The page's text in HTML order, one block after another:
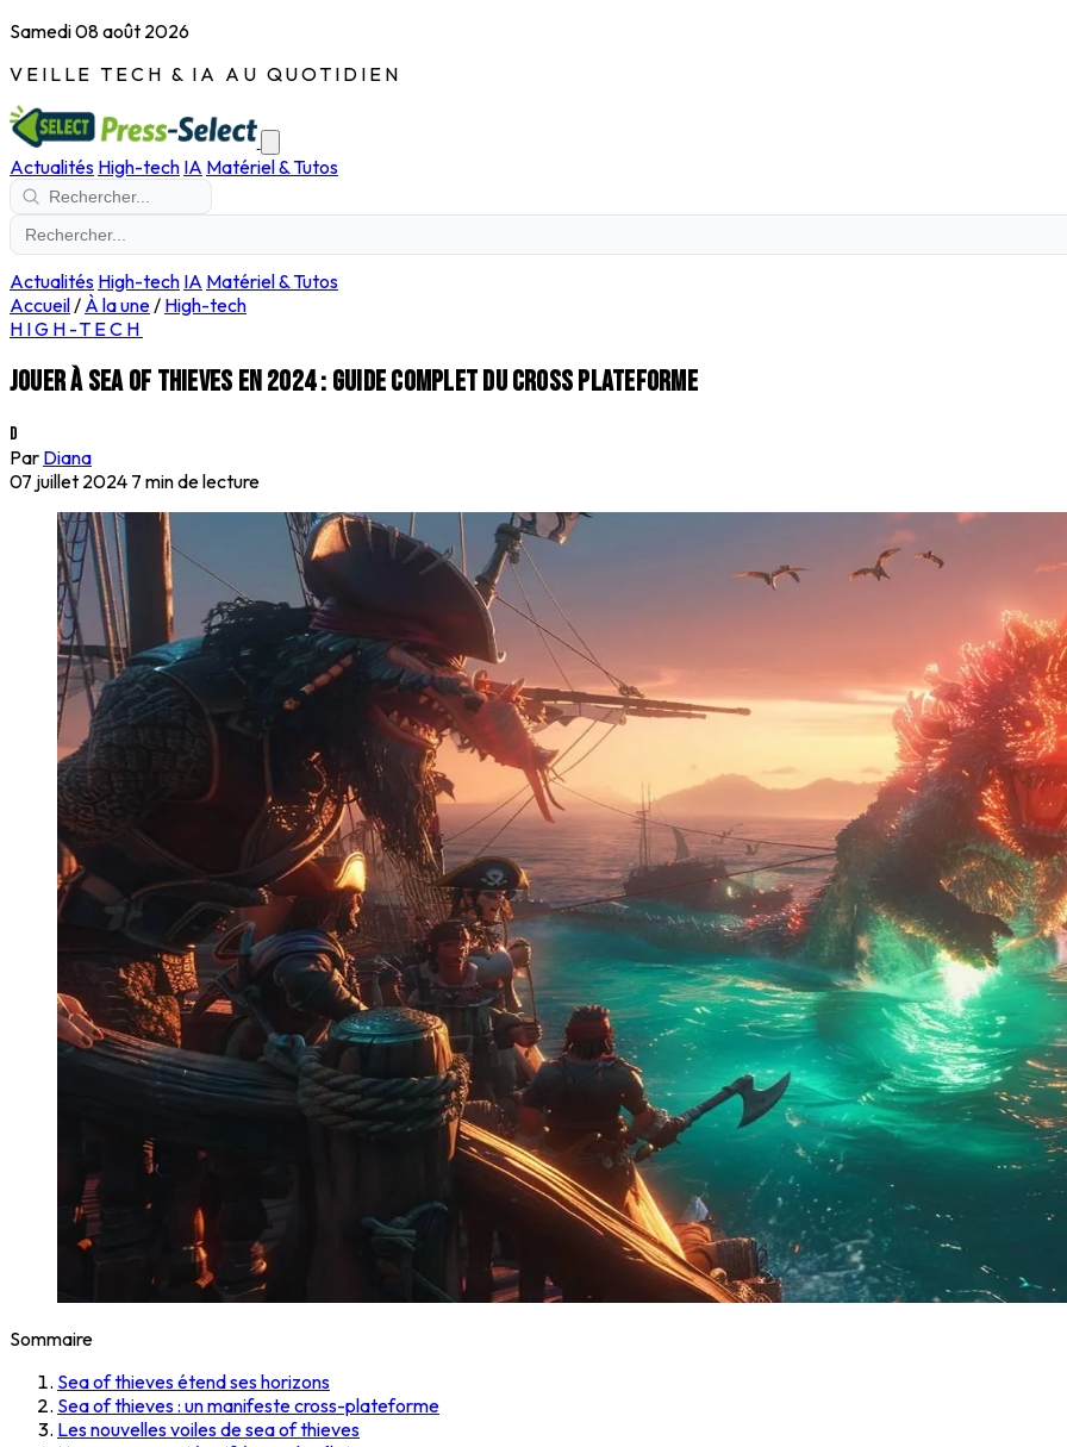
Samedi 08 août 2026
VEILLE TECH & IA AU QUOTIDIEN
Actualités High-tech IA Matériel & Tutos
Actualités High-tech IA Matériel & Tutos
Accueil/ À la une/ High-tech
HIGH-TECH
Jouer à Sea of Thieves en 2024 : guide complet du cross plateforme
D
Par Diana
07 juillet 2024 7 min de lecture
Sommaire
Sea of thieves étend ses horizons
Sea of thieves : un manifeste cross-plateforme
Les nouvelles voiles de sea of thieves